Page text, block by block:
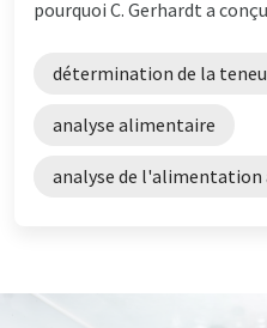
pourquoi C. Gerhardt a
détermination de la
analyse alimentaire
analyse de l'alimentation